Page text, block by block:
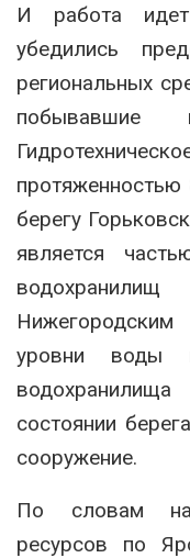
И работа
убедились
региональных
побывавшие
берегу
является
уровни воды
водохранилища
состоянии
сооружение.
По словам
ресурсов по